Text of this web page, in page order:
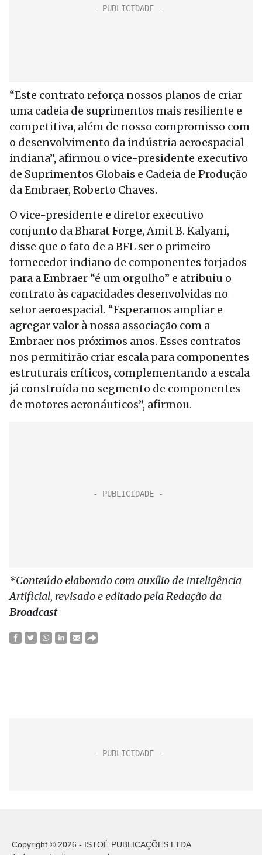
“Este contrato reforça nossos planos de criar
uma cadeia de suprimentos mais resiliente e
competitiva, além de nosso compromisso com
o desenvolvimento da indústria aeroespacial
indiana”, afirmou o vice-presidente executivo
de Suprimentos Globais e Cadeia de Produção
da Embraer, Roberto Chaves.
O vice-presidente e diretor executivo
conjunto da Bharat Forge, Amit B. Kalyani,
disse que o fato de a BFL ser o primeiro
fornecedor indiano de componentes forjados
para a Embraer “é um orgulho” e atribuiu o
contrato às capacidades desenvolvidas no
setor aeroespacial. “Esperamos ampliar e
agregar valor à nossa associação com a
Embraer nos próximos anos. Esses contratos
nos permitirão criar escala para componentes
estruturais críticos, complementando a escala
já construída no segmento de componentes
de motores aeronáuticos”, afirmou.
*Conteúdo elaborado com auxílio de Inteligência
Artificial, revisado e editado pela Redação da
Broadcast
Copyright © 2026 - ISTOÉ PUBLICAÇÕES LTDA